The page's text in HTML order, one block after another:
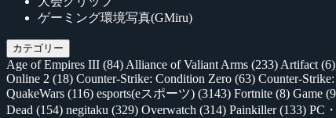
ゲーミング環境写真(GMiru)
カテゴリー
Age of Empires III (84) Alliance of Valiant Arms (233) Artifact (6)
Online 2 (18) Counter-Strike: Condition Zero (63) Counter-
QuakeWars (116) esports(eスポーツ) (3143) Fortnite (8) Game
Dead (154) negitaku (329) Overwatch (314) Painkiller(133) PC